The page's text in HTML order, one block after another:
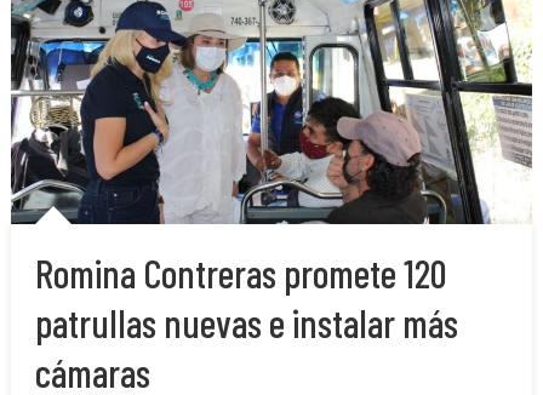
Romina Contreras promete 120
patrullas nuevas e instalar más
cámaras